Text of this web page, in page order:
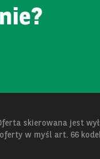
skierowana jest
w myśl art. 66